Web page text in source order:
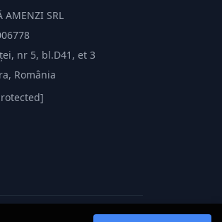
AMENZI SRL
nr 5, bl.D41, et 3
România